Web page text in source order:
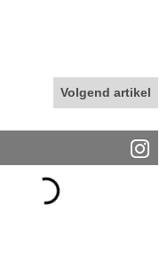
Volgend artikel